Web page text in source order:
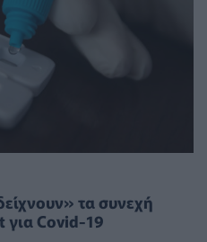
τα συνεχή
για Covid-19